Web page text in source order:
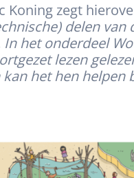
Koning zegt
delen
In het onderdeel
lezen
het hen helpen